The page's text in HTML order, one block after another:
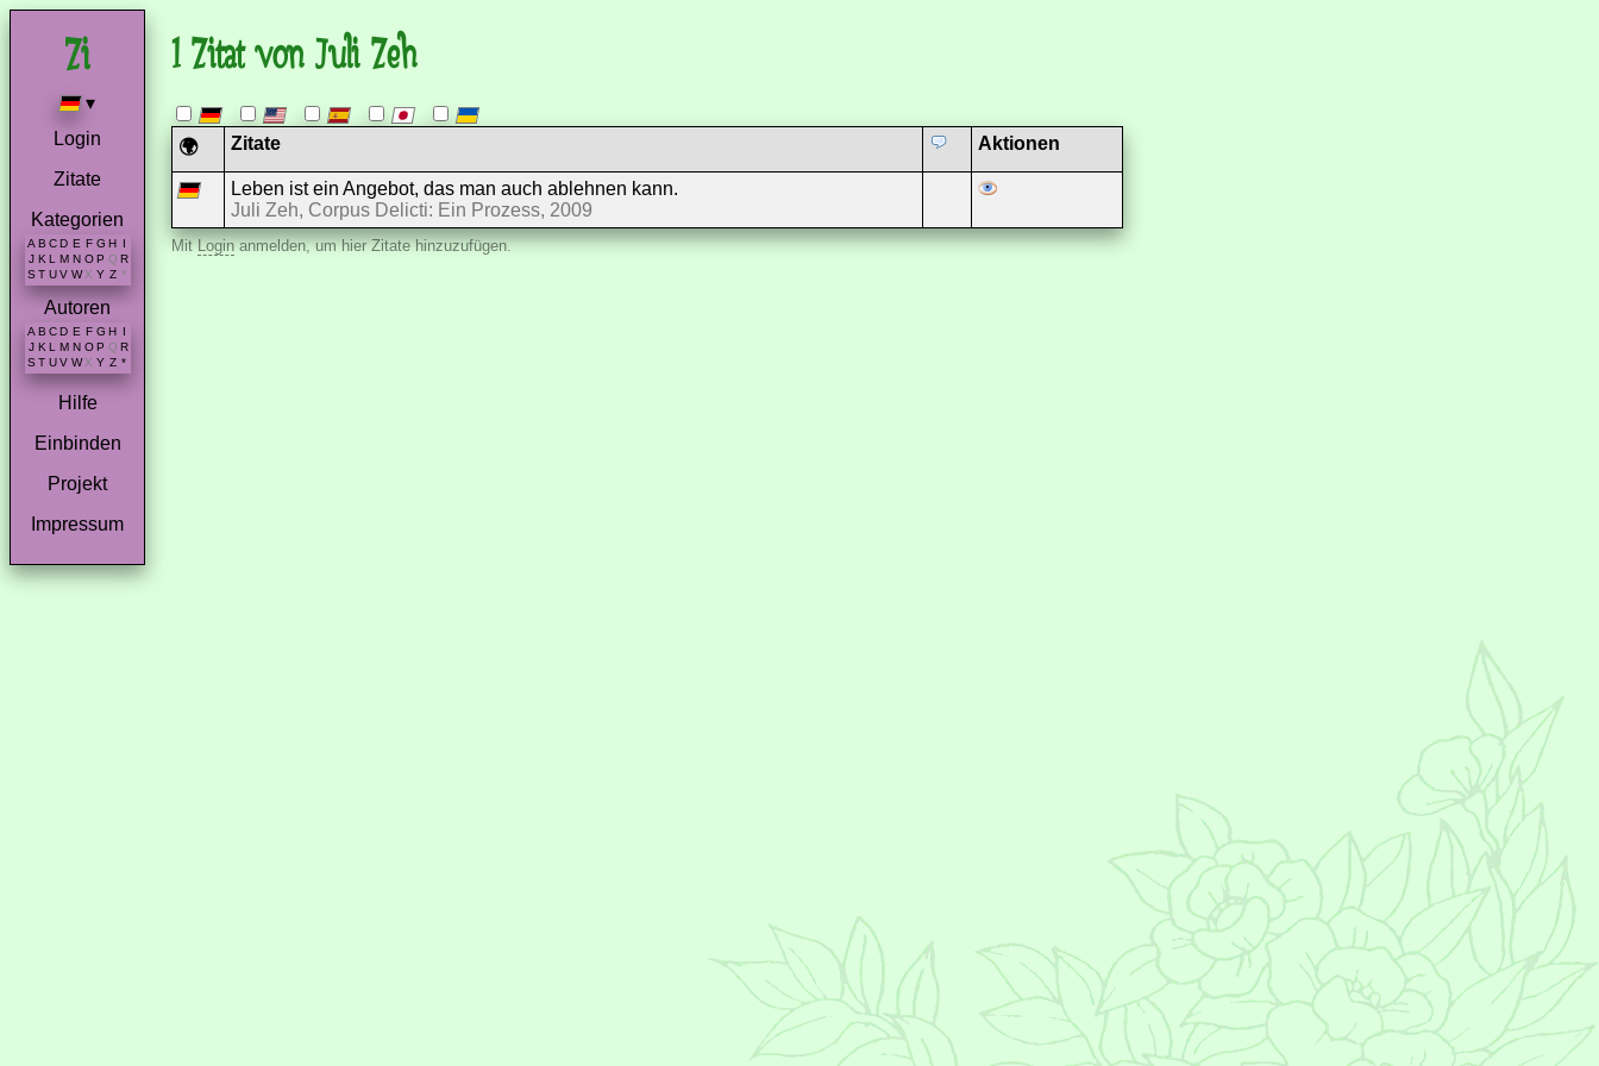
▾
Login
Zitate
Kategorien
A B C D E F G H I
J K L M N O P Q R
S T U V W X Y Z *
Autoren
A B C D E F G H
J K L M N O P Q R
S T U V W X Y Z *
Hilfe
Einbinden
Projekt
Impressum
1 Zitat von Juli Zeh
🌍 Zitate Aktionen
Leben ist ein Angebot, das man auch ablehnen kann.
Juli Zeh, Corpus Delicti: Ein Prozess, 2009
MitLoginanmelden, um hier Zitate hinzuzufügen.